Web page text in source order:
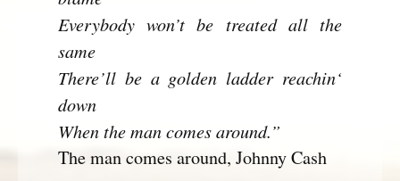
Everybody won’t be treated all the
same
There’ll be a golden ladder reachin‘
down
When the man comes around.”
The man comes around, Johnny Cash